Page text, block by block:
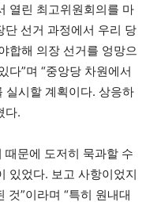
열린 최고위원회의를 마
단 선거 과정에서 우리 당
합해 의장 선거를 엉망으
다”며 “중앙당 차원에서
실시할 계획이다. 상응하
다.
때문에 도저히 묵과할 수
있었다. 보고 사항이었지
것”이라며 “특히 원내대